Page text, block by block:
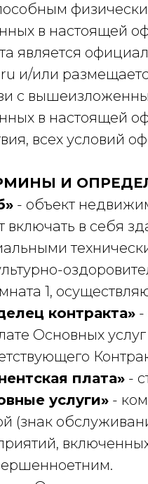
в настоящей
является
и/или
с
в настоящей
всех условий
И
- объект
включать в себя
1,
контракта» -
Основных
плата» -
услуги» -
(знак